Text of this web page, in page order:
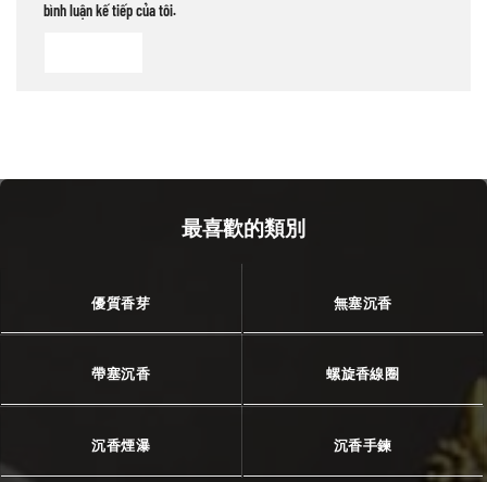
bình luận kế tiếp của tôi.
最喜歡的類別
優質香芽 無塞沉香
帶塞沉香 螺旋香線圈
沉香煙瀑 沉香手鍊